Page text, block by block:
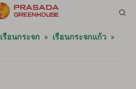
เรือนกระจก » เรือนกระจกแก้ว »